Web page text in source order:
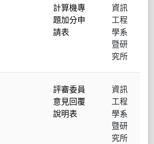
計算機專
題加分申
請表
資訊
工程
學系
暨研
究所
評審委員
意見回覆
說明表
資訊
工程
學系
暨研
究所